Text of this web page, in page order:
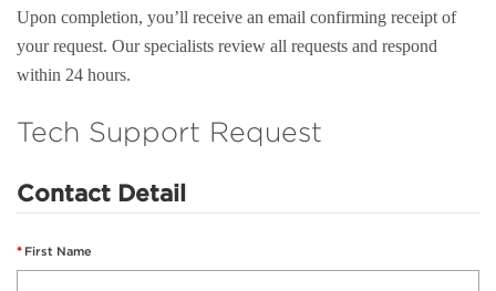
Upon completion, you’ll receive an email confirming receipt of
your request. Our specialists review all requests and respond
within 24 hours.
Tech Support Request
Contact Detail
First Name